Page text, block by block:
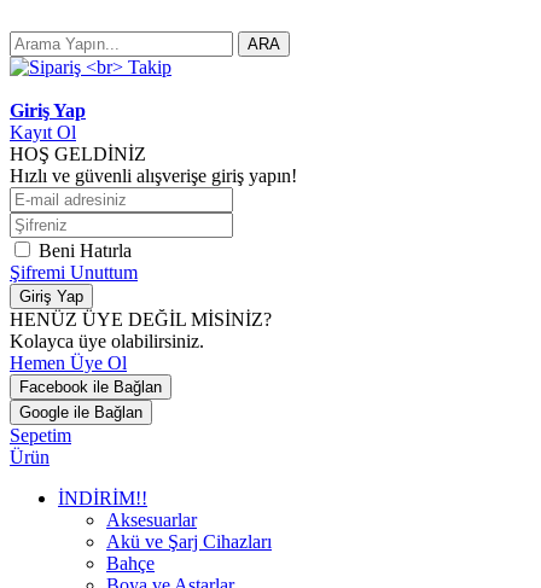
ARA
Giriş Yap
Kayıt Ol
HOŞ GELDİNİZ
Hızlı ve güvenli alışverişe giriş yapın!
Beni Hatırla
Şifremi Unuttum
Giriş Yap
HENÜZ ÜYE DEĞİL MİSİNİZ?
Kolayca üye olabilirsiniz.
Hemen Üye Ol
Facebook ile Bağlan
Google ile Bağlan
Sepetim
Ürün
İNDİRİM!!
Aksesuarlar
Akü ve Şarj Cihazları
Bahçe